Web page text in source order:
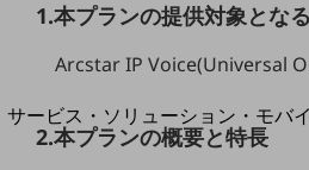
サービス・ソリューション・モバ
サービス・ソリューションTOP
1.本プランの提供対象とな
Arcstar IP Voice(Universal
2.本プランの概要と特長